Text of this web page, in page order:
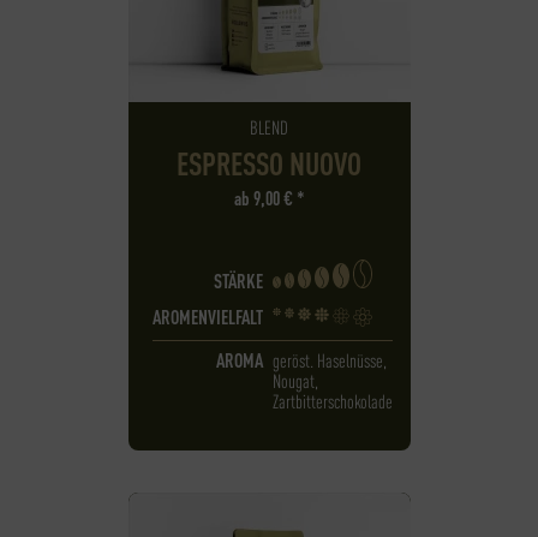
BLEND
ESPRESSO NUOVO
ab9,00€ *
STÄRKE
AROMENVIELFALT
AROMA geröst. Haselnüsse,
Nougat,
Zartbitterschokolade